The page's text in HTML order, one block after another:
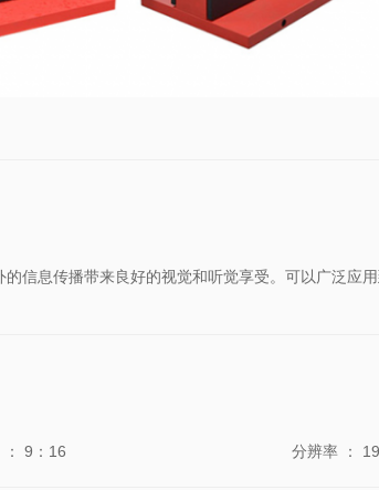
信息传播带来良好的视觉和听觉享受。可以广泛应
： 9：16 分辨率 ：